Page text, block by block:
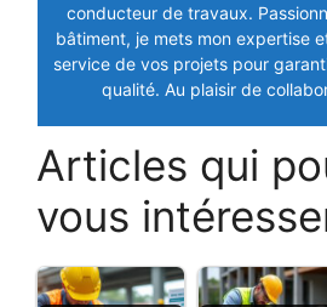
conducteur de travaux.
bâtiment, je mets mon expertise
service de vos projets pour
qualité. Au plaisir de
Articles qui
vous